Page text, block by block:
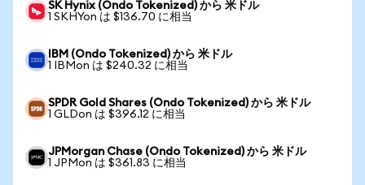
SK Hynix (Ondo Tokenized) から 米ドル
1 SKHYon は $136.70 に相当
IBM (Ondo Tokenized) から 米ドル
1 IBMon は $240.32 に相当
SPDR Gold Shares (Ondo Tokenized) から 米ドル
1 GLDon は $396.12 に相当
JPMorgan Chase (Ondo Tokenized) から 米ドル
1 JPMon は $361.83 に相当